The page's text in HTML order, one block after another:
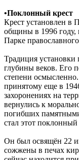
•Поклонный крест
Крест установлен в
общины в 1996 году,
Парке
Традиция установки
глубины веков. Его
степени
принятому еще в
захоронениях на
вернулись к
погибших
стал этот поклонный
Он был освящён 22
сожжены в печах